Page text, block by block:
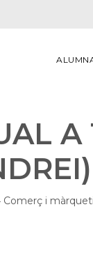
A
Comerç i